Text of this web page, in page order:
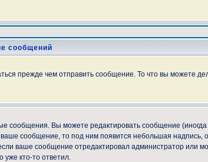
сообщений
прежде чем отправить сообщение. То что вы можете
Вы можете редактировать сообщение
сообщение, то под ним появится небольшая надпись,
ваше сообщение отредактировал администратор или
уже кто-то ответил.